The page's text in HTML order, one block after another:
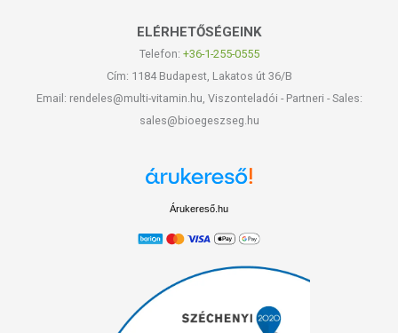
ELÉRHETŐSÉGEINK
Telefon: +36-1-255-0555
Cím: 1184 Budapest, Lakatos út 36/B
Email: rendeles@multi-vitamin.hu, Viszonteladói - Partneri - Sales:
sales@bioegeszseg.hu
Árukereső.hu